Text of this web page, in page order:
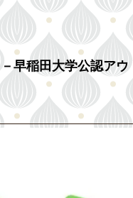
－早稲田大学公認アウ